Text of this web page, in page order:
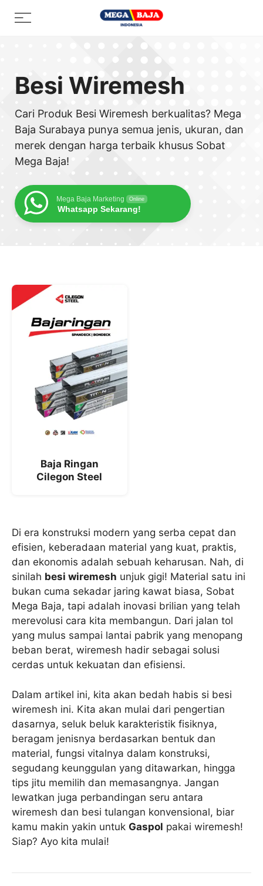
Menu
Besi Wiremesh
Cari Produk Besi Wiremesh berkualitas? Mega
Baja Surabaya punya semua jenis, ukuran, dan
merek dengan harga terbaik khusus Sobat
Mega Baja!
Mega Baja Marketing Online
Whatsapp Sekarang!
Baja Ringan
Cilegon Steel
Di era konstruksi modern yang serba cepat dan
efisien, keberadaan material yang kuat, praktis,
dan ekonomis adalah sebuah keharusan. Nah, di
sinilah besi wiremesh unjuk gigi! Material satu ini
bukan cuma sekadar jaring kawat biasa, Sobat
Mega Baja, tapi adalah inovasi brilian yang telah
merevolusi cara kita membangun. Dari jalan tol
yang mulus sampai lantai pabrik yang menopang
beban berat, wiremesh hadir sebagai solusi
cerdas untuk kekuatan dan efisiensi.
Dalam artikel ini, kita akan bedah habis si besi
wiremesh ini. Kita akan mulai dari pengertian
dasarnya, seluk beluk karakteristik fisiknya,
beragam jenisnya berdasarkan bentuk dan
material, fungsi vitalnya dalam konstruksi,
segudang keunggulan yang ditawarkan, hingga
tips jitu memilih dan memasangnya. Jangan
lewatkan juga perbandingan seru antara
wiremesh dan besi tulangan konvensional, biar
kamu makin yakin untuk Gaspol pakai wiremesh!
Siap? Ayo kita mulai!